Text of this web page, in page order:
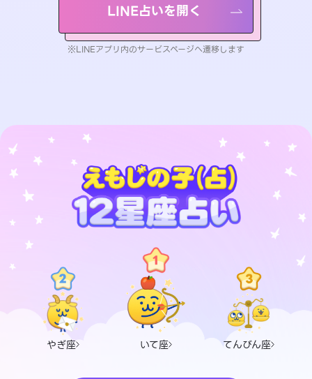
LINE占いを開く
※LINEアプリ内のサービスページへ遷移します
やぎ座 いて座 てんびん座